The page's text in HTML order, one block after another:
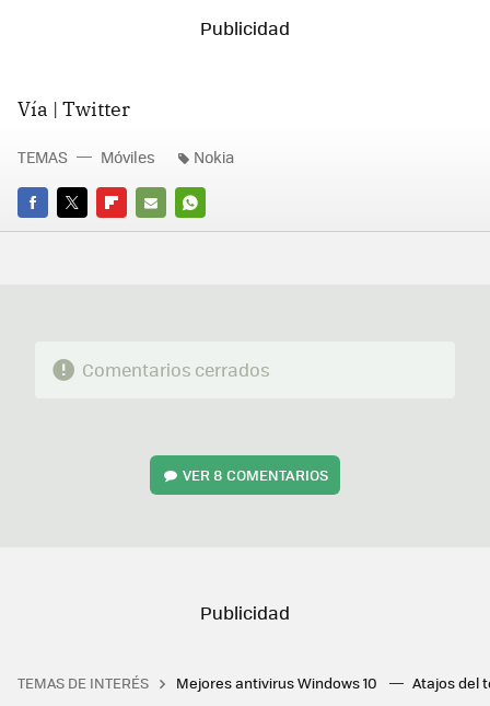
Vía | Twitter
FACEBOOK
TWITTERFLIPBOARD
E-
WHATSAPP
TEMAS Móviles Nokia
Comentarios cerrados
VER8 COMENTARIOS
TEMAS DE INTERÉS Mejores antivirus Windows 10 Atajos del